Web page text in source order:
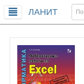
ЛАНИТ